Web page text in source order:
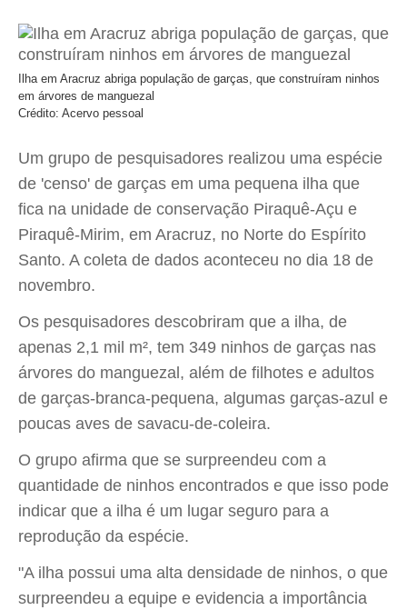
Ilha em Aracruz abriga população de garças, que construíram ninhos
em árvores de manguezal
Crédito: Acervo pessoal
Um grupo de pesquisadores realizou uma espécie
de 'censo' de garças em uma pequena ilha que
fica na unidade de conservação Piraquê-Açu e
Piraquê-Mirim, em Aracruz, no Norte do Espírito
Santo. A coleta de dados aconteceu no dia 18 de
novembro.
Os pesquisadores descobriram que a ilha, de
apenas 2,1 mil m², tem 349 ninhos de garças nas
árvores do manguezal, além de filhotes e adultos
de garças-branca-pequena, algumas garças-azul e
poucas aves de savacu-de-coleira.
O grupo afirma que se surpreendeu com a
quantidade de ninhos encontrados e que isso pode
indicar que a ilha é um lugar seguro para a
reprodução da espécie.
"A ilha possui uma alta densidade de ninhos, o que
surpreendeu a equipe e evidencia a importância